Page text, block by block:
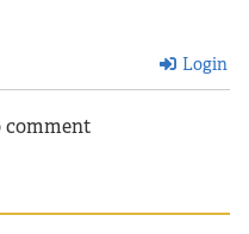
Login
comment